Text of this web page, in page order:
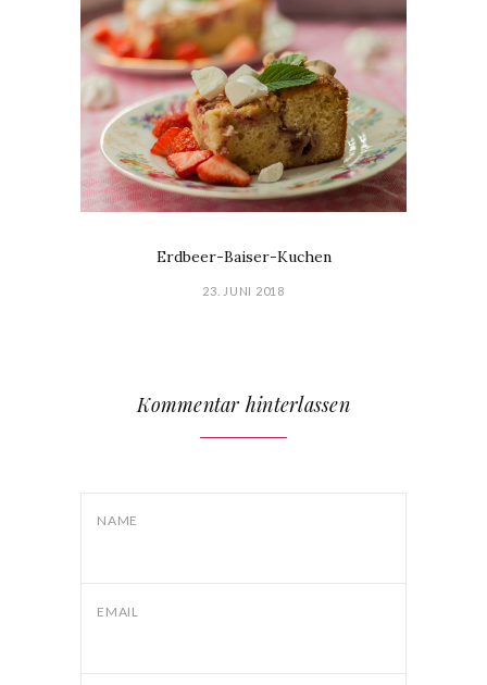
Erdbeer-Baiser-Kuchen
23. JUNI 2018
Kommentar hinterlassen
NAME
EMAIL